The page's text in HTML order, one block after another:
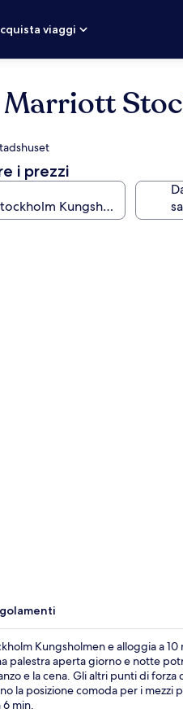
viaggi
i prezzi
Kungsholmen e alloggia a 10
palestra aperta giorno e notte
e la cena. Gli altri punti di
la posizione comoda per i
min.